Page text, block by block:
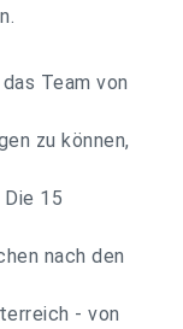
Team von
zu können,
15
nach den
- von